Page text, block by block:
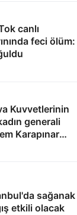
canlı
feci ölüm:
Kuvvetlerinin
generali
Karapınar
Çanakkale
uzanan
sağanak
etkili olacak